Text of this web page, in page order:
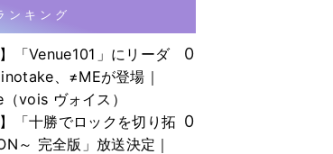
ンキング
】「Venue101」にリーダ
、≠MEが登場｜
vois ヴォイス）
0
】「十勝でロックを切り拓
～ 完全版」放送決定｜
0